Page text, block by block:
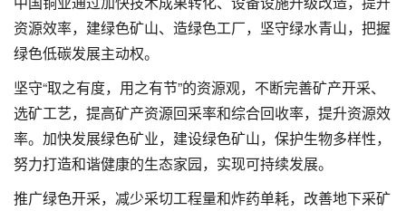
资源效率，建绿色矿山、造绿色工厂，坚守绿水青山，把握
绿色低碳发展主动权。
坚守“取之有度，用之有节”的资源观，不断完善矿产开采、
选矿工艺，提高矿产资源回采率和综合回收率，提升资源效
率。加快发展绿色矿业，建设绿色矿山，保护生物多样性，
努力打造和谐健康的生态家园，实现可持续发展。
推广绿色开采，减少采切工程量和炸药单耗，改善地下采矿